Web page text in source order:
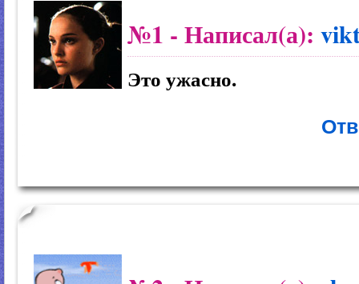
№1 - Написал(а):
Это ужасно.